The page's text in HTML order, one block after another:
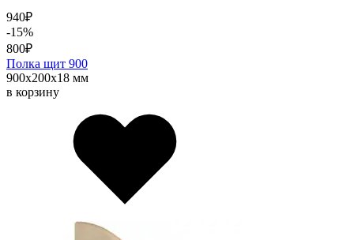
940₽
-15%
800₽
Полка щит 900
900х200х18 мм
в корзину